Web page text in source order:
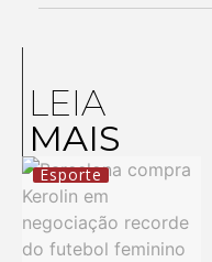
LEIA
MAIS
Esporte